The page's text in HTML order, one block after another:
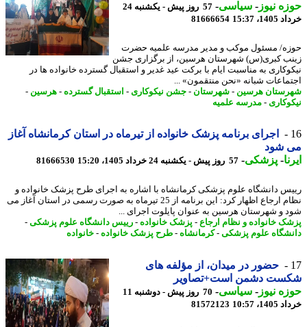
نیوز-سیاسی-
57 روز پیش - یکشنبه 24
15:37
81666654
مسئول موکب و مدیر مدرسه علمیه حضرت
کبری(س) شهرستان هرسین، از برگزاری جشن
به مناسبت ایام با برکت عید غدیر و استقبال گسترده خانواده ها در
شبانه «نحن منتقمون» ...
هرسین-شهرستان-جشن نیکوکاری- استقبال گسترده- هرسین-
- مدرسه علمیه
اجرای برنامه پزشک خانواده از تیرماه در استان کرمانشاه آغاز
شود
-پزشکی-57 روز پیش - یکشنبه 24 خرداد 1405، 15:20 81666530
دانشگاه علوم پزشکی کرمانشاه با اشاره به اجرای طرح پزشک خانواده و
نظام ارجاع اظهار کرد: این برنامه از 25 تیرماه به صورت رسمی در استان آغاز می
و شهرستان هرسین به عنوان پایلوت اجرای ...
خانواده و نظام ارجاع -پزشک خانواده- رییس دانشگاه علوم پزشکی-
علوم پزشکی-کرمانشاه-طرح پزشک خانواده- خانواده
حضور در میدان، از مؤلفه های
دشمن است+تصاویر
نیوز-سیاسی-
70 روز پیش - دوشنبه 11
10:57
81572123